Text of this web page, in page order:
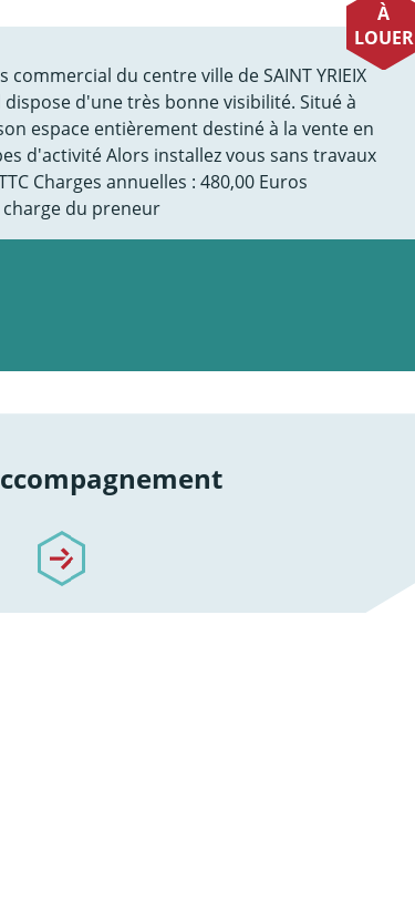
À
LOUER
du centre ville de SAINT YRIEIX
dispose d'une très bonne visibilité. Situé à
espace entièrement destiné à la vente en
d'activité Alors installez vous sans travaux
Charges annuelles : 480,00 Euros
charge du preneur
accompagnement